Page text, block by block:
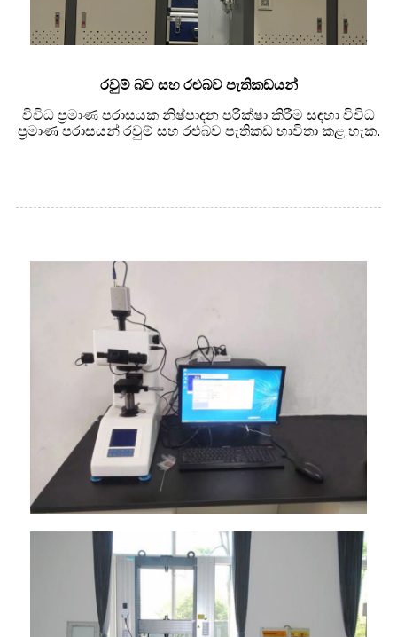
රවුම් බව සහ රළුබව පැතිකඩයන්
විවිධ ප්‍රමාණ පරාසයක නිෂ්පාදන පරීක්ෂා කිරීම සඳහා විවිධ
ප්‍රමාණ පරාසයන් රවුම් සහ රළුබව පැතිකඩ භාවිතා කළ හැක.